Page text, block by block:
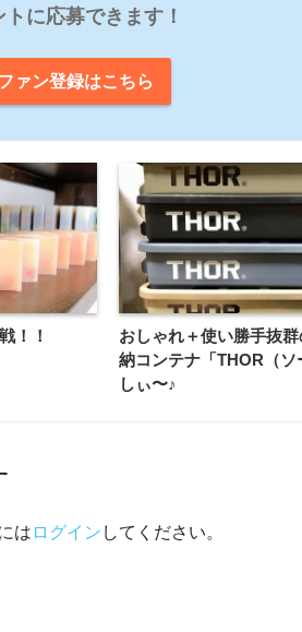
に応募できます！
ァン登録はこちら
！！
おしゃれ＋使い勝手抜
納コンテナ「THOR（ソ
しぃ〜♪
は ログイン してください。